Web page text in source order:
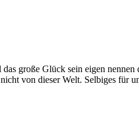
große Glück sein eigen
von dieser Welt. Selbiges für